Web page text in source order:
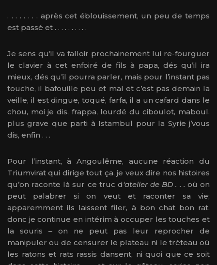
. . . . . . . . après cet éblouissement, un peu de temps
est passé et . . . . . . . . . .
Je sens qu’il va falloir prochainement lui re-fourguer
le clavier à cet enfoiré de fils à papa, dés qu’il ira
mieux, dés qu’il pourra parler, mais pour l’instant pas
touche, il bafouille peu et mal et c’est pas demain la
veille, il est dingue, toqué, farfa, il a un cafard dans le
chou, moi je dis, frappa, lourdé du ciboulot, maboul,
plus grave que parti à Istambul pour la Syrie j’vous
dis, enfin . . .
Pour l’instant, à Angoulême, aucune réaction du
Triumvirat qui dirige tout ça, je veux dire nos histoires
qu’on raconte là sur ce truc d‘atelier de BD . . . où on
peut palabrer si on veut et raconter sa vie;
apparemment ils laissent filer, à bon chat bon rat,
donc je continue en intérim à occuper les touches et
la souris – on ne peut pas leur reprocher de
manipuler ou de censurer le plateau ni le tréteau où
les ratons et rats rassis dansent, ni quoi que ce soit